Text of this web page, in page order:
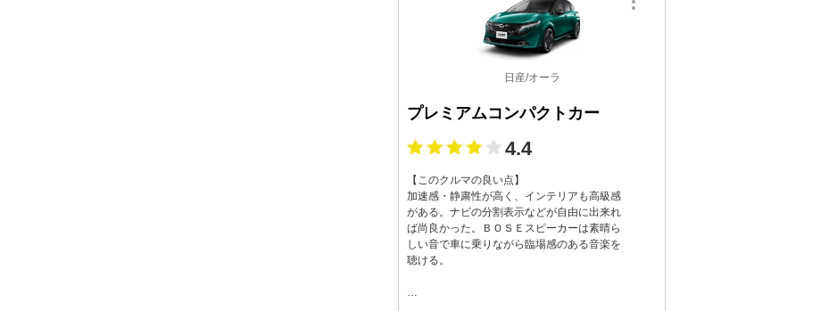
日産/オーラ
プレミアムコンパクトカー
4.4
【このクルマの良い点】
加速感・静粛性が高く、インテリアも高級感
がある。ナビの分割表示などが自由に出来れ
ば尚良かった。ＢＯＳＥスピーカーは素晴ら
しい音で車に乗りながら臨場感のある音楽を
聴ける。
…